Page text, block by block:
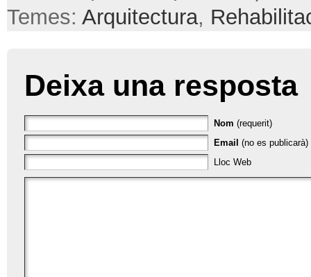
Temes: Arquitectura,
Deixa una resposta
Nom (requerit)
Email (no es publicarà)
Lloc Web